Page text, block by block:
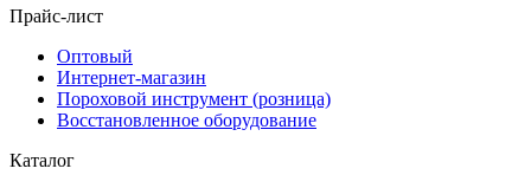
Прайс-лист
Оптовый
Интернет-магазин
Пороховой инструмент (розница)
Восстановленное оборудование
Каталог